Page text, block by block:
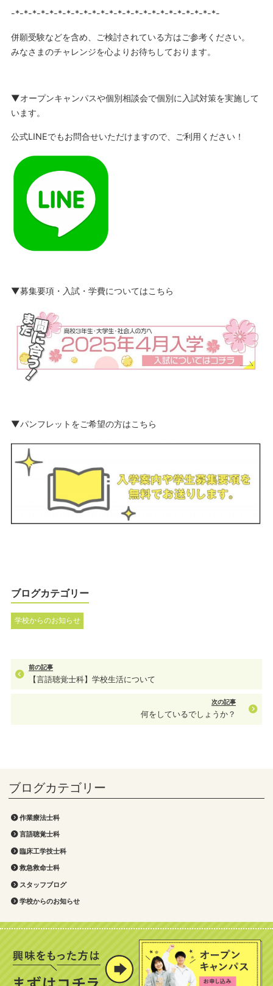
作業療法士科
言語聴覚士科
臨床工学技士科
救急救命士科
スタッフブログ
学校からのお知らせ
-*-*-*-*-*-*-*-*-*-*-*-*-*-*-*-*-*-*-*-*-*-*-*-*-
併願受験などを含め、ご検討されている方はご参考ください。
みなさまのチャレンジを心よりお待ちしております。
▼オープンキャンパスや個別相談会で個別に入試対策を実施して
います。
公式LINEでもお問合せいただけますので、ご利用ください！
▼募集要項・入試・学費についてはこちら
▼パンフレットをご希望の方はこちら
ブログカテゴリー
学校からのお知らせ
前の記事
【言語聴覚士科】学校生活について
次の記事
何をしているでしょうか？